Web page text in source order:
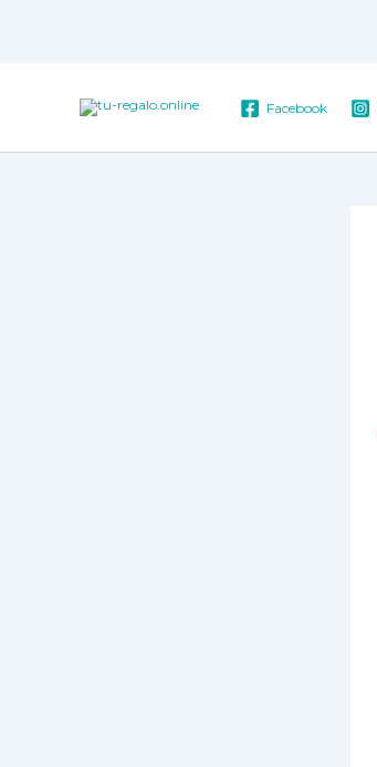
Facebook